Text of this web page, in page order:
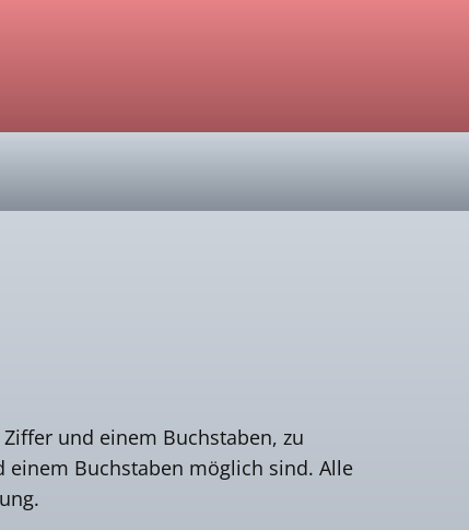
und einem Buchstaben, zu
Buchstaben möglich sind. Alle